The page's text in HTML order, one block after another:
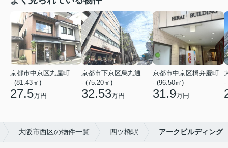
京都市中京区丸屋町
- (81.43㎡)
27.5万円
- (75.20㎡)
32.53万円
京都市中京区橋弁慶町
- (96.50㎡)
31.9万円
-
大阪市西区の物件一覧 四ツ橋駅 アークビルディング